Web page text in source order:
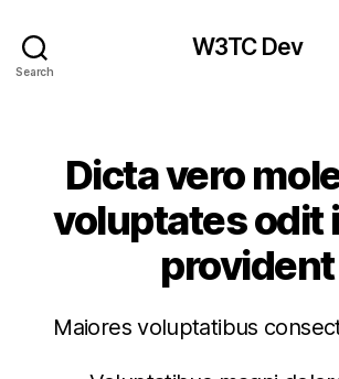
Search
W3TC Dev
Dicta vero
voluptates odit
provident
Maiores voluptatibus